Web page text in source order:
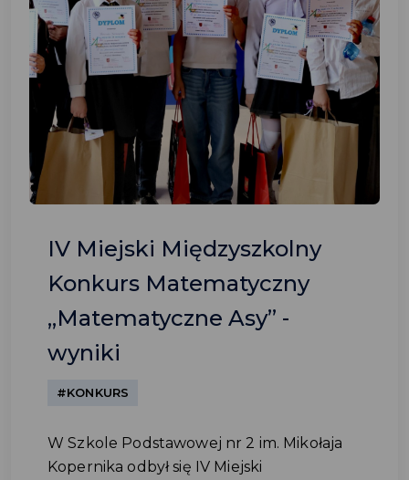
IV Miejski Międzyszkolny
Konkurs Matematyczny
„Matematyczne Asy” -
wyniki
#KONKURS
W Szkole Podstawowej nr 2 im. Mikołaja
Kopernika odbył się IV Miejski